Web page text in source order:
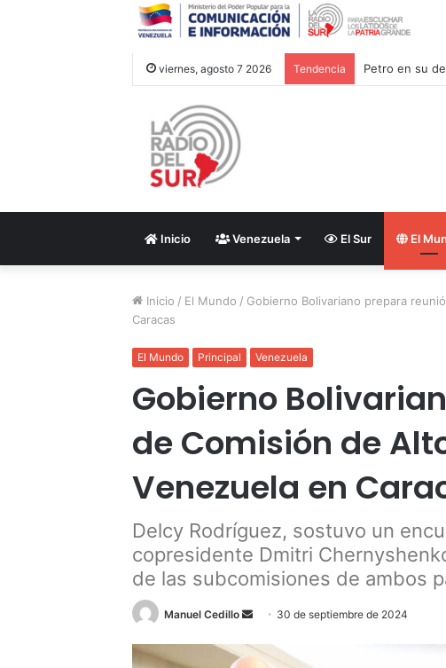
viernes, agosto 7 2026 Tendencia
Inicio Venezuela El Sur El
Inicio / El Mundo / Gobierno Bolivariano prepara
Caracas
El Mundo Principal Venezuela
Gobierno
de Comisión de
Venezuela en
Delcy Rodríguez, sostuvo un
copresidente Dmitri
de las subcomisiones de ambos
Manuel Cedillo
Send
email
30 de septiembre de 2024